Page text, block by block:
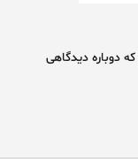
دوباره دیدگاهی